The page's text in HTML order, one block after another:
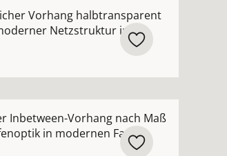
Vorhang halbtransparent
Netzstruktur in
Inbetween-Vorhang nach Maß
in modernen Farben